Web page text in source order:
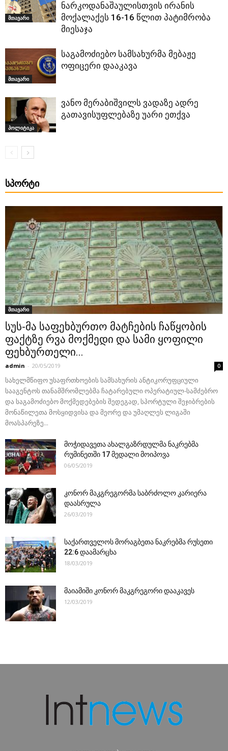
მთავარი
ნარკოდანაშაულისთვის ირანის
მოქალაქეს 16-16 წლით პატიმრობა
მიესაჯა
მთავარი
საგამოძიებო სამსახურმა მებაჟე
ოფიცერი დააკავა
პოლიტიკა
ვანო მერაბიშვილს ვადაზე ადრე
გათავისუფლებაზე უარი ეთქვა
ᲡᲞᲝᲠᲢᲘ
მთავარი
სუს-მა საფეხბურთო მატჩების ჩაწყობის
ფაქტზე რვა მოქმედი და სამი ყოფილი
ფეხბურთელი...
admin - 20/05/2019 0
სახელმწიფო უსაფრთხოების სამსახურის ანტიკორუფციული
სააგენტოს თანამშრომლებმა ჩატარებული ოპერატიულ-სამძებრო
და საგამოძიებო მოქმედებების შედეგად, სპორტული შეჯიბრების
მონაწილეთა მოსყიდვისა და მეორე და უმაღლეს ლიგაში
მოასპარეზე...
მოჭიდავეთა ახალგაზრდულმა ნაკრებმა
რუმინეთში 17 მედალი მოიპოვა
06/05/2019
კონორ მაკგრეგორმა საბრძოლო კარიერა
დაასრულა
26/03/2019
საქართველოს მორაგბეთა ნაკრებმა რუსეთი
22:6 დაამარცხა
18/03/2019
მაიამიში კონორ მაკგრეგორი დააკავეს
12/03/2019